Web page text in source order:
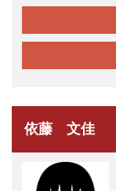
依藤 文佳